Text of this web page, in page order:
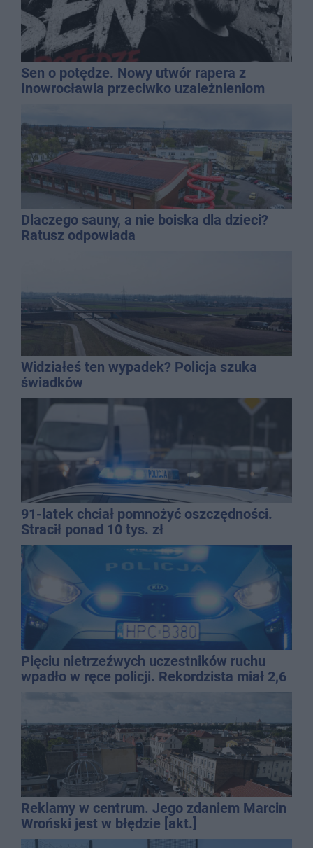
Sen o potędze. Nowy utwór rapera z
Inowrocławia przeciwko uzależnieniom
Dlaczego sauny, a nie boiska dla dzieci?
Ratusz odpowiada
Widziałeś ten wypadek? Policja szuka
świadków
91-latek chciał pomnożyć oszczędności.
Stracił ponad 10 tys. zł
Pięciu nietrzeźwych uczestników ruchu
wpadło w ręce policji. Rekordzista miał 2,6
Reklamy w centrum. Jego zdaniem Marcin
Wroński jest w błędzie [akt.]